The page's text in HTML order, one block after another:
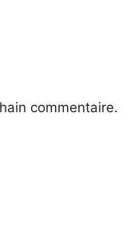
commentaire.